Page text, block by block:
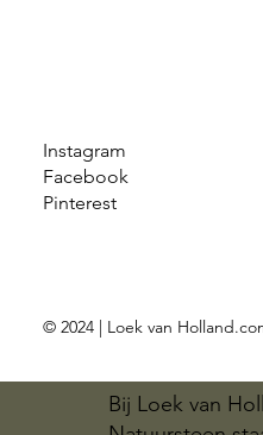
Bij Loek van
Instagram
Facebook
Pinterest
© 2024 | Loek van